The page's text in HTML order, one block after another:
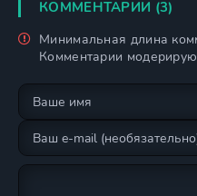
КОММЕНТАРИИ (3)
Минимальная длина
Комментарии